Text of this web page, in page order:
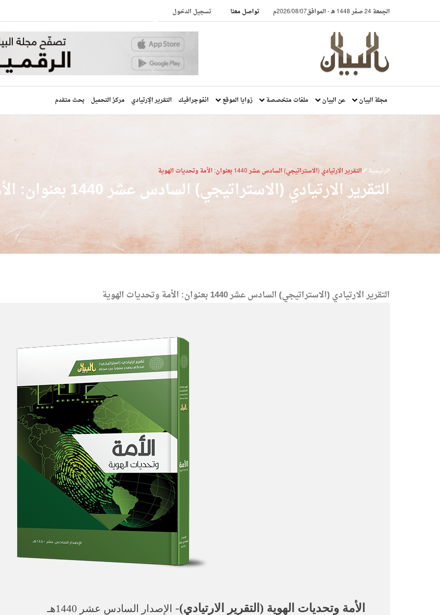
الجمعة 24 صفر 1448 هـ -الموافق2026/08/07م تواصل معنا تسجيل الدخول
مجلة البيان عن البيان ملفات متخصصة زوايا الموقع انفوجرافيك التقرير الإرتيادي مركز التحميل بحث متقدم
الرئيسية التقرير الارتيادي (الاستراتيجي) السادس عشر 1440 بعنوان: الأمة وتحديات الهوية
التقرير الارتيادي (الاستراتيجي) السادس عشر 1440 بعنوان: الأمة وتحديات الهوية
التقرير الارتيادي (الاستراتيجي) السادس عشر 1440 بعنوان: الأمة وتحديات الهوية
الأمة وتحديات الهوية (التقرير الارتيادي)- الإصدار السادس عشر 1440ه ـ